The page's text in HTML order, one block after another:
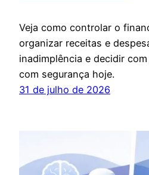
Veja como controlar o
organizar receitas e
inadimplência e decidir
com segurança hoje.
31 de julho de 2026